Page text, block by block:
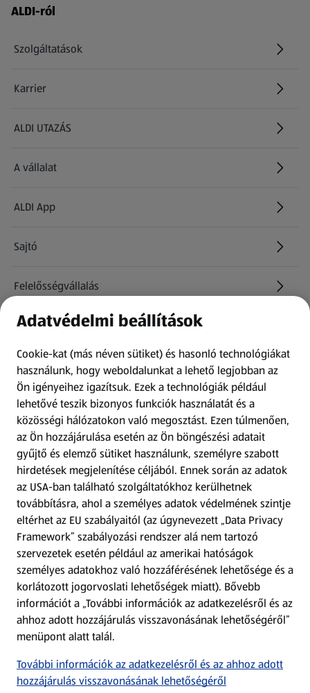
Láblécmenü - további linkek
ALDI-ról
Szolgáltatások
Karrier
(új oldalon nyílik meg)
ALDI UTAZÁS
(új oldalon nyílik meg)
A vállalat
ALDI App
Sajtó
Felelősségvállalás
Információk
Kérdőív
Fizetési lehetőségek
ALDI utalványok
Árcsökkentés
Adattörlő alkalmazás
Szervizpont
(új oldalon nyílik meg)
Fedezz fel minket az interneten!
Töltsd le az ALDI Magyarország applikációt!
Adatvédelmi beállítások
Cookie-kat (más néven sütiket) és hasonló technológiákat
használunk, hogy weboldalunkat a lehető legjobban az
Ön igényeihez igazítsuk. Ezek a technológiák például
lehetővé teszik bizonyos funkciók használatát és a
közösségi hálózatokon való megosztást. Ezen túlmenően,
az Ön hozzájárulása esetén az Ön böngészési adatait
gyűjtő és elemző sütiket használunk, személyre szabott
hirdetések megjelenítése céljából. Ennek során az adatok
az USA-ban található szolgáltatókhoz kerülhetnek
továbbításra, ahol a személyes adatok védelmének szintje
eltérhet az EU szabályaitól (az úgynevezett „Data Privacy
Framework” szabályozási rendszer alá nem tartozó
szervezetek esetén például az amerikai hatóságok
személyes adatokhoz való hozzáférésének lehetősége és a
korlátozott jogorvoslati lehetőségek miatt). Bővebb
információt a „További információk az adatkezelésről és az
ahhoz adott hozzájárulás visszavonásának lehetőségéről”
menüpont alatt talál.
További információk az adatkezelésről és az ahhoz adott
hozzájárulás visszavonásának lehetőségéről